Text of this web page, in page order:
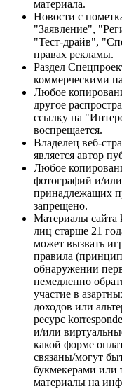
материала.
Новости с
"Заявление",
"Тест-драйв",
правах рекламы.
Раздел
коммерческими
Любое
другое
ссылку на
воспрещается.
Владелец веб-
является автор
Любое
фотографий и/
принадлежащих
запрещено.
Материалы сайта
лиц старше 21
может вызвать
правила
обнаружении
немедленно
участие в
доходов или
ресурс
и/или
какой форме
связаны/могут
букмекерами или
материалы на